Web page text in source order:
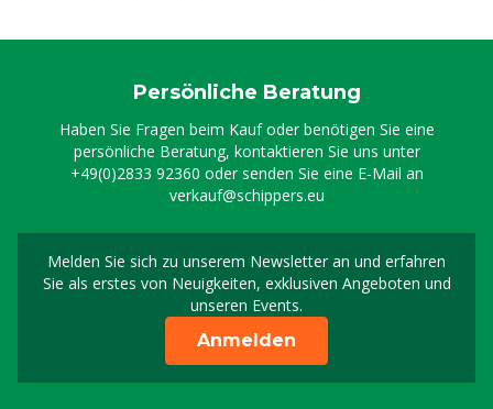
Persönliche Beratung
Haben Sie Fragen beim Kauf oder benötigen Sie eine
persönliche Beratung, kontaktieren Sie uns unter
+49(0)2833 92360 oder senden Sie eine E-Mail an
verkauf@schippers.eu
Melden Sie sich zu unserem Newsletter an und erfahren
Sie als erstes von Neuigkeiten, exklusiven Angeboten und
unseren Events.
Melden Sie sich für
Anmelden